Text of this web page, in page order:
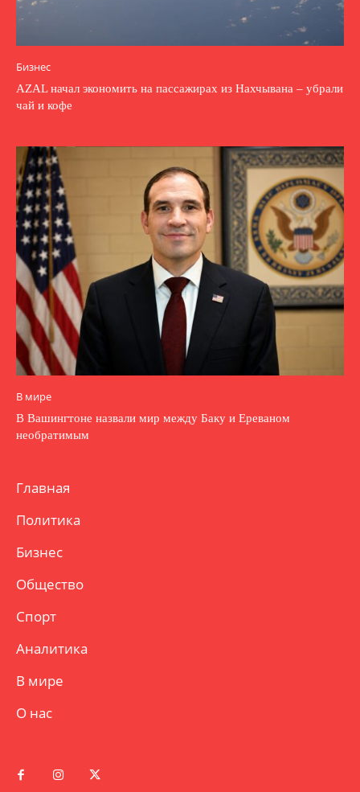
Бизнес
AZAL начал экономить на пассажирах из Нахчывана – убрали
чай и кофе
В мире
В Вашингтоне назвали мир между Баку и Ереваном
необратимым
Главная
Политика
Бизнес
Общество
Спорт
Аналитика
В мире
О нас